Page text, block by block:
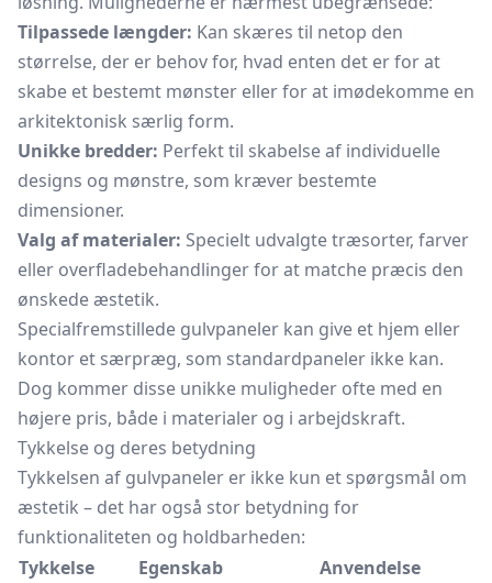
Tilpassede længder: Kan skæres til netop den
størrelse, der er behov for, hvad enten det er for at
skabe et bestemt mønster eller for at imødekomme en
arkitektonisk særlig form.
Unikke bredder: Perfekt til skabelse af individuelle
designs og mønstre, som kræver bestemte
dimensioner.
Valg af materialer: Specielt udvalgte træsorter, farver
eller overfladebehandlinger for at matche præcis den
ønskede æstetik.
Specialfremstillede gulvpaneler kan give et hjem eller
kontor et særpræg, som standardpaneler ikke kan.
Dog kommer disse unikke muligheder ofte med en
højere pris, både i materialer og i arbejdskraft.
Tykkelse og deres betydning
Tykkelsen af gulvpaneler er ikke kun et spørgsmål om
æstetik – det har også stor betydning for
funktionaliteten og holdbarheden:
Tykkelse
Egenskab
Anvendelse